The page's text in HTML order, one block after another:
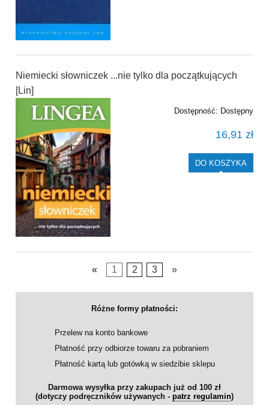
Niemiecki słowniczek ...nie tylko dla początkujących
[Lin]
Dostępność: Dostępny
16,91 zł
DO KOSZYKA
« 1 2 3 »
Różne formy płatności:
Przelew na konto bankowe
Płatność przy odbiorze towaru za pobraniem
Płatność kartą lub gotówką w siedzibie sklepu
Darmowa wysyłka przy zakupach już od 100 zł
(dotyczy podręczników używanych - patrz regulamin)